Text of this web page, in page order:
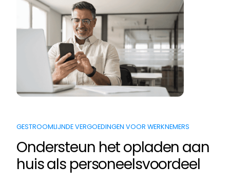
GESTROOMLIJNDE VERGOEDINGEN VOOR WERKNEMERS
Ondersteun het opladen aan
huis als personeelsvoordeel